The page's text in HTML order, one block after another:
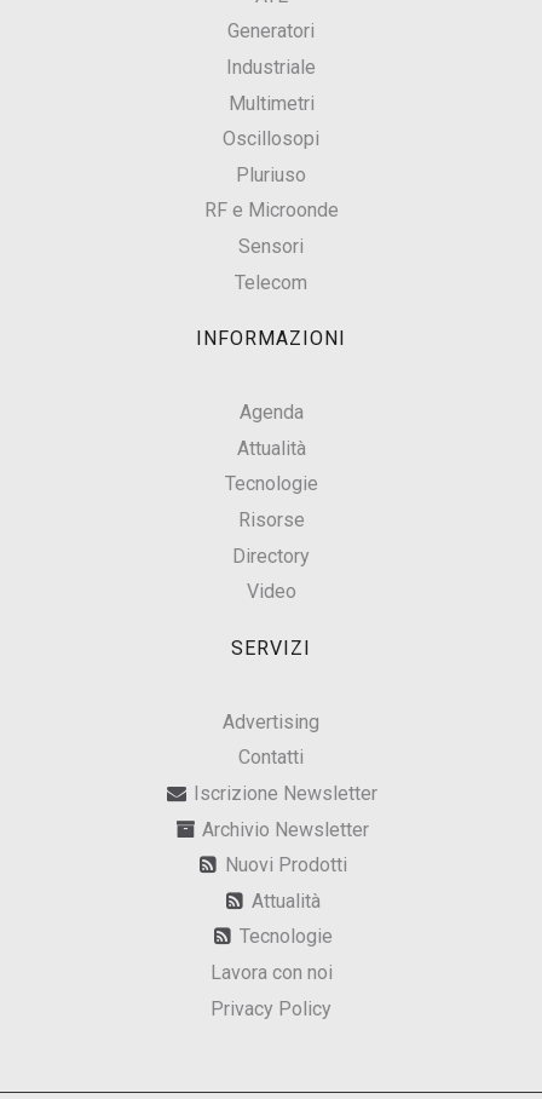
Generatori
Industriale
Multimetri
Oscillosopi
Pluriuso
RF e Microonde
Sensori
Telecom
INFORMAZIONI
Agenda
Attualità
Tecnologie
Risorse
Directory
Video
SERVIZI
Advertising
Contatti
Iscrizione Newsletter
Archivio Newsletter
Nuovi Prodotti
Attualità
Tecnologie
Lavora con noi
Privacy Policy